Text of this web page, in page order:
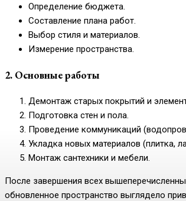
Определение бюджета.
Составление плана работ.
Выбор стиля и материалов.
Измерение пространства.
2. Основные работы
Демонтаж старых покрытий и
Подготовка стен и пола.
Проведение коммуникаций
Укладка новых материалов (плитка,
Монтаж сантехники и мебели.
После завершения всех
обновленное пространство выглядело